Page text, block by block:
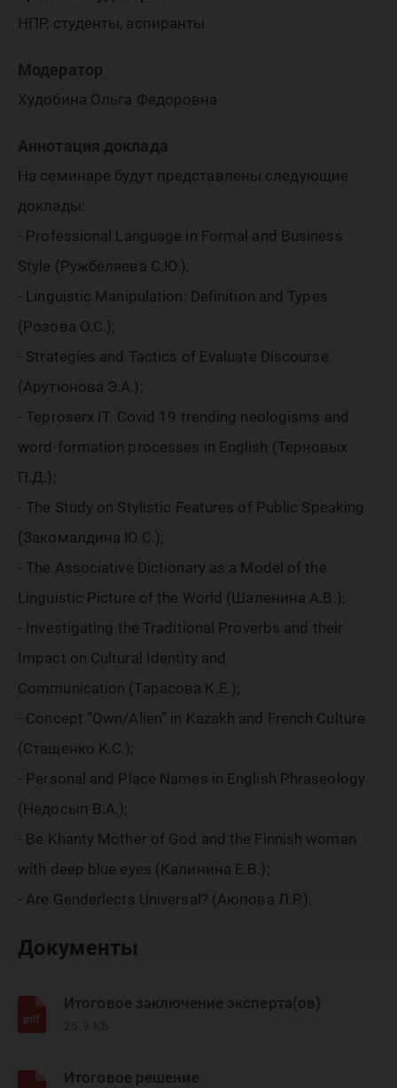
НПР, студенты, аспиранты
Модератор
Худобина Ольга Федоровна
Аннотация доклада
На семинаре будут представлены следующие
доклады:
- Professional Language in Formal and Business
Style (Ружбеляева С.Ю.);
- Linguistic Manipulation: Definition and Types
(Розова О.С.);
- Strategies and Tactics of Evaluate Discourse
(Арутюнова Э.А.);
- Teproserx IT. Covid 19 trending neologisms and
word-formation processes in English (Терновых
П.Д.);
- The Study on Stylistic Features of Public Speaking
(Закомалдина Ю.С.);
- The Associative Dictionary as a Model of the
Linguistic Picture of the World (Шаленина А.В.);
- Investigating the Traditional Proverbs and their
Impact on Cultural Identity and
Communication (Тарасова К.Е.);
- Concept “Own/Alien” in Kazakh and French Culture
(Стащенко К.С.);
- Personal and Place Names in English Phraseology
(Недосып В.А.);
- Ве Khanty Mother of God and the Finnish woman
with deep blue eyes (Калинина Е.В.);
- Are Genderlects Universal? (Аюпова Л.Р.).
Документы
Итоговое заключение эксперта(ов)
Итоговое решение